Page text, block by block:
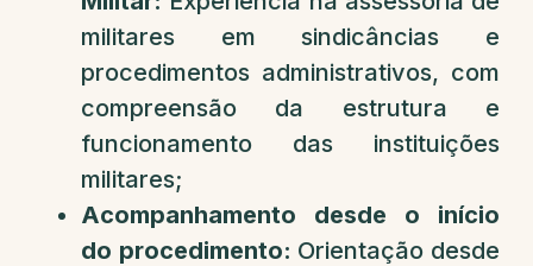
militares em sindicâncias e
procedimentos administrativos, com
compreensão da estrutura e
funcionamento das instituições
militares;
Acompanhamento desde o início
do procedimento: Orientação desde